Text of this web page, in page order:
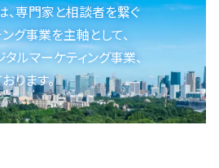
、専門家と相談者を繋ぐ
グ事業を主軸として、
タルマーケティング事業、
ります。